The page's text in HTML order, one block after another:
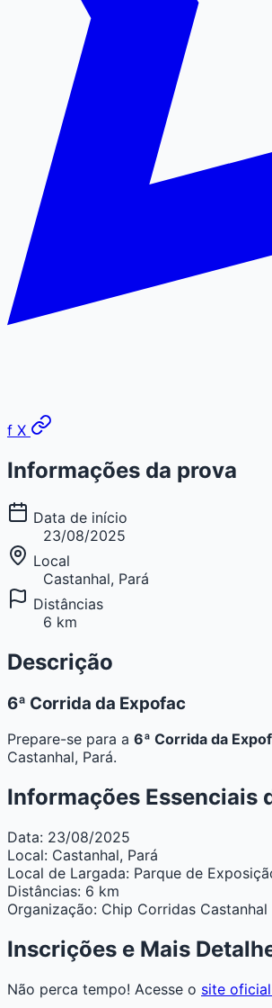
f X
Informações da prova
Data de início
23/08/2025
Local
Castanhal, Pará
Distâncias
6 km
Descrição
6ª Corrida da Expofac
Prepare-se para a 6ª Corrida da
Castanhal, Pará.
Informações Essenciais
Data: 23/08/2025
Local: Castanhal, Pará
Local de Largada: Parque de
Distâncias: 6 km
Organização: Chip Corridas Castanhal
Inscrições e Mais
Não perca tempo! Acesse o site